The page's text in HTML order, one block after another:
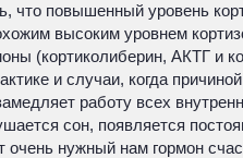
что повышенный уровень
высоким уровнем
(кортиколиберин, АКТГ и
и случаи, когда
работу всех
сон, появляется
нужный нам гормон